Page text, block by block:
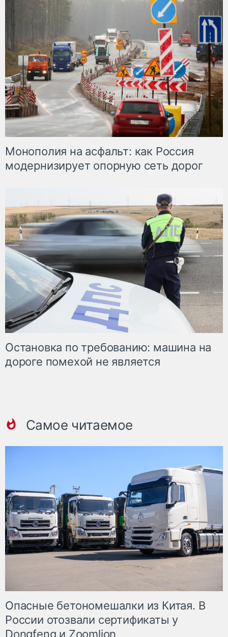
Монополия на асфальт: как Россия
модернизирует опорную сеть дорог
Остановка по требованию: машина на
дороге помехой не является
Самое читаемое
Опасные бетономешалки из Китая. В
России отозвали сертификаты у
Dongfeng и Zoomlion